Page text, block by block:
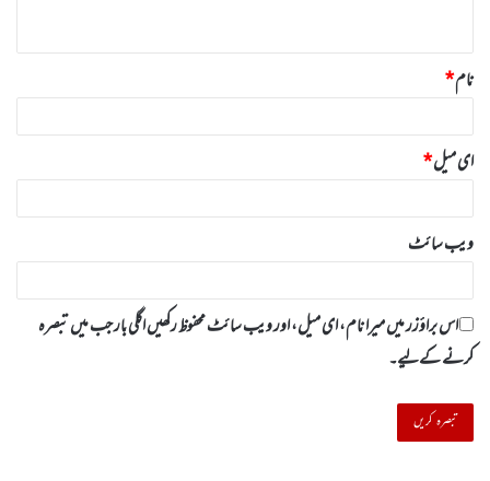
نام*
ای میل*
ویب‌ سائٹ
اس براؤزر میں میرا نام، ای میل، اور ویب سائٹ محفوظ رکھیں اگلی بار جب میں تبصرہ
کرنے کےلیے۔